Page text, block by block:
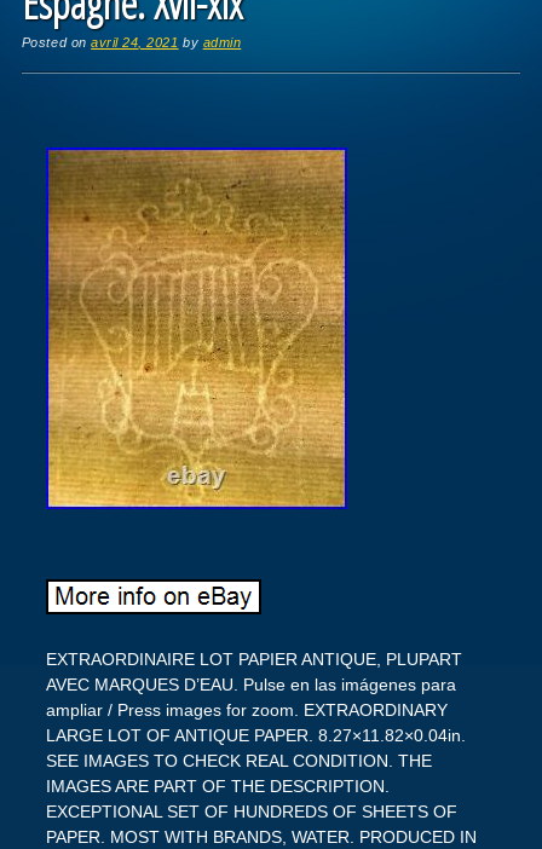
Posted onavril 24, 2021 by admin
EXTRAORDINAIRE LOT PAPIER ANTIQUE, PLUPART
AVEC MARQUES D’EAU. Pulse en las imágenes para
ampliar / Press images for zoom. EXTRAORDINARY
LARGE LOT OF ANTIQUE PAPER. 8.27×11.82×0.04in.
SEE IMAGES TO CHECK REAL CONDITION. THE
IMAGES ARE PART OF THE DESCRIPTION.
EXCEPTIONAL SET OF HUNDREDS OF SHEETS OF
PAPER. MOST WITH BRANDS, WATER. PRODUCED IN